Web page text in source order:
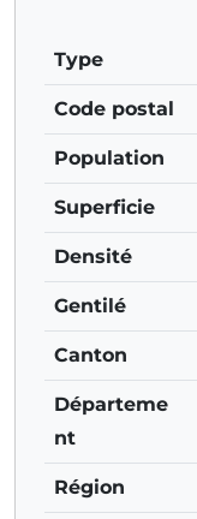
Type
Code postal
Population
Superficie
Densité
Gentilé
Canton
Départeme
nt
Région